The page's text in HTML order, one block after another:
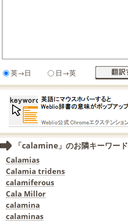
英→日 日→英
「calamine」のお隣キーワード
Calamias
Calamia tridens
calamiferous
Cala Millor
calamina
calaminas